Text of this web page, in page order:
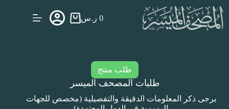
0 ر.س
طلب منتج
طلبات المصحف الميسر
يرجى ذكر المعلومات الدقيقة والتفصيلية (مخصص للجهات